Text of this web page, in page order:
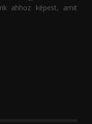
ahhoz képest, amit